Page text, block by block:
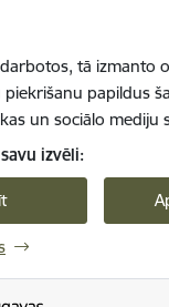
tā izmanto
piekrišanu papildus
un sociālo mediju
izvēli: